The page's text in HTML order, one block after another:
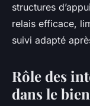
structures
relais efficace,
suivi adapté
Rôle des
dans le